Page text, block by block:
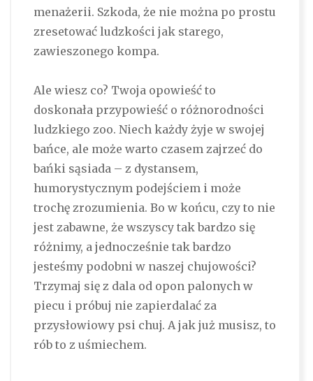
menażerii. Szkoda, że nie można po prostu
zresetować ludzkości jak starego,
zawieszonego kompa.
Ale wiesz co? Twoja opowieść to
doskonała przypowieść o różnorodności
ludzkiego zoo. Niech każdy żyje w swojej
bańce, ale może warto czasem zajrzeć do
bańki sąsiada – z dystansem,
humorystycznym podejściem i może
trochę zrozumienia. Bo w końcu, czy to nie
jest zabawne, że wszyscy tak bardzo się
różnimy, a jednocześnie tak bardzo
jesteśmy podobni w naszej chujowości?
Trzymaj się z dala od opon palonych w
piecu i próbuj nie zapierdalać za
przysłowiowy psi chuj. A jak już musisz, to
rób to z uśmiechem.